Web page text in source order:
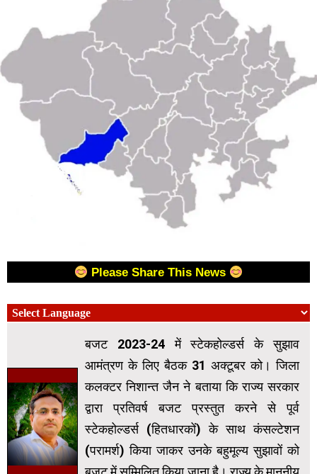
Please Share This News
बजट 2023-24 में स्टेकहोल्डर्स के सुझाव
आमंत्रण के लिए बैठक 31 अक्टूबर को। जिला
कलक्टर निशान्त जैन ने बताया कि राज्य सरकार
द्वारा प्रतिवर्ष बजट प्रस्तुत करने से पूर्व
स्टेकहोल्डर्स (हितधारकों) के साथ कंसल्टेशन
(परामर्श) किया जाकर उनके बहुमूल्य सुझावों को